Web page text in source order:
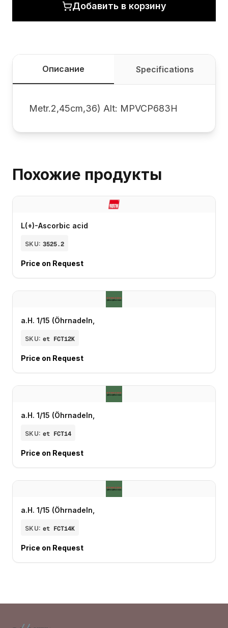
Добавить в корзину
Описание Specifications
Metr.2,45cm,36) Alt: MPVCP683H
Похожие продукты
L(+)-Ascorbic acid
SKU: 3525.2
Price on Request
a.H. 1/15 (Öhrnadeln,
SKU: et FCT12K
Price on Request
a.H. 1/15 (Öhrnadeln,
SKU: et FCT14
Price on Request
a.H. 1/15 (Öhrnadeln,
SKU: et FCT14K
Price on Request